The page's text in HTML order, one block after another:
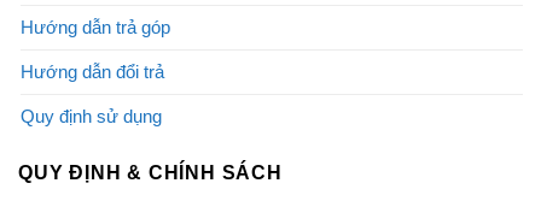
Hướng dẫn trả góp
Hướng dẫn đổi trả
Quy định sử dụng
QUY ĐỊNH & CHÍNH SÁCH